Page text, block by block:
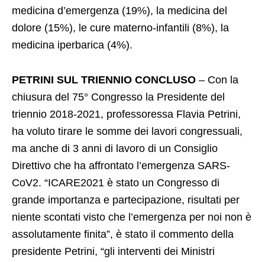
medicina d’emergenza (19%), la medicina del
dolore (15%), le cure materno-infantili (8%), la
medicina iperbarica (4%).
PETRINI SUL TRIENNIO CONCLUSO – Con la
chiusura del 75° Congresso la Presidente del
triennio 2018-2021, professoressa Flavia Petrini,
ha voluto tirare le somme dei lavori congressuali,
ma anche di 3 anni di lavoro di un Consiglio
Direttivo che ha affrontato l’emergenza SARS-
CoV2. “ICARE2021 è stato un Congresso di
grande importanza e partecipazione, risultati per
niente scontati visto che l’emergenza per noi non è
assolutamente finita”, è stato il commento della
presidente Petrini, “gli interventi dei Ministri